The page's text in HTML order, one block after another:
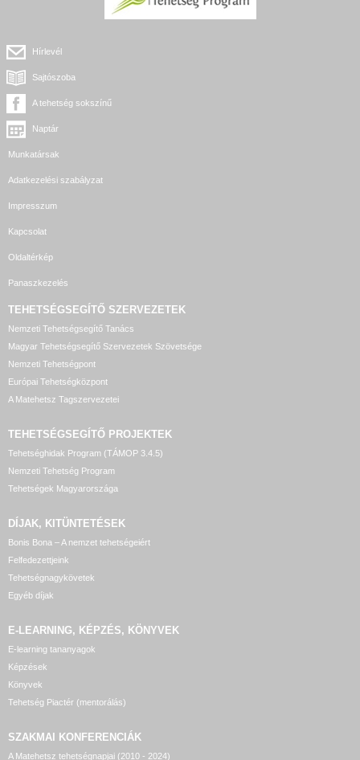
Hírlevél
Sajtószoba
A tehetség sokszínű
Naptár
Munkatársak
Adatkezelési szabályzat
Impresszum
Kapcsolat
Oldaltérkép
Panaszkezelés
TEHETSÉGSEGÍTŐ SZERVEZETEK
Nemzeti Tehetségsegítő Tanács
Magyar Tehetségsegítő Szervezetek Szövetsége
Nemzeti Tehetségpont
Európai Tehetségközpont
A Matehetsz Tagszervezetei
TEHETSÉGSEGÍTŐ PROJEKTEK
Tehetséghidak Program (TÁMOP 3.4.5)
Nemzeti Tehetség Program
Tehetségek Magyarországa
DÍJAK, KITÜNTETÉSEK
Bonis Bona – A nemzet tehetségeiért
Felfedezettjeink
Tehetségnagykövetek
Egyéb díjak
E-LEARNING, KÉPZÉS, KÖNYVEK
E-learning tananyagok
Képzések
Könyvek
Tehetség Piactér (mentorálás)
SZAKMAI KONFERENCIÁK
A Matehetsz tehetségnapjai (2010 - 2024)